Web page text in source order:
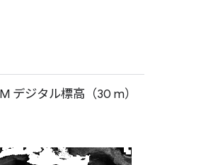
デジタル標高（30 m）